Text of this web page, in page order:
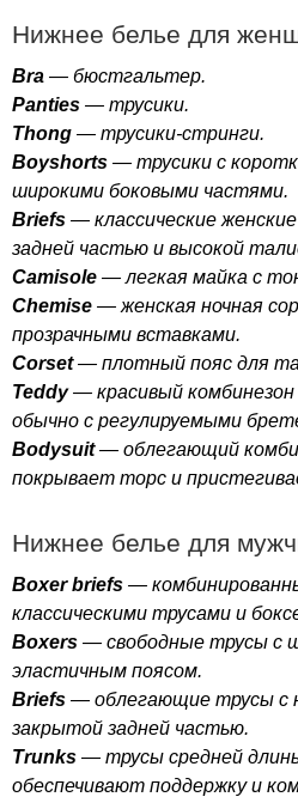
Нижнее белье для
Bra — бюстгальтер.
Panties — трусики.
Thong — трусики-стринги.
Boyshorts — трусики с
широкими боковыми частями.
Briefs — классические
задней частью и высокой
Camisole — легкая майка с
Chemise — женская ночная
прозрачными вставками.
Corset— плотный пояс для
Teddy— красивый
обычно с регулируемыми
Bodysuit— облегающий
покрывает торс и
Нижнее белье для
Boxer briefs —
классическими трусами и
Boxers — свободные трусы с
эластичным поясом.
Briefs — облегающие трусы с
закрытой задней частью.
Trunks — трусы средней
обеспечивают поддержку и